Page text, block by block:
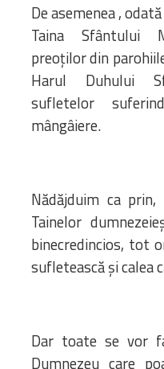
De asemenea ,
Taina Sfântului
preoților din
Harul Duhului
sufletelor
mângâiere.
Nădăjduim ca prin,
Tainelor
binecredincios, tot
sufletească și calea
Dar toate se vor
Dumnezeu care